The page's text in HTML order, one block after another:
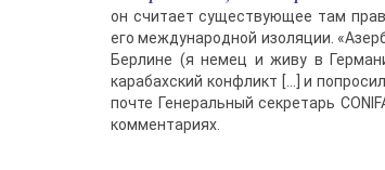
он считает существующее там
его международной изоляции.
Берлине (я немец и живу в
карабахский конфликт […] и
почте Генеральный секретарь
комментариях.